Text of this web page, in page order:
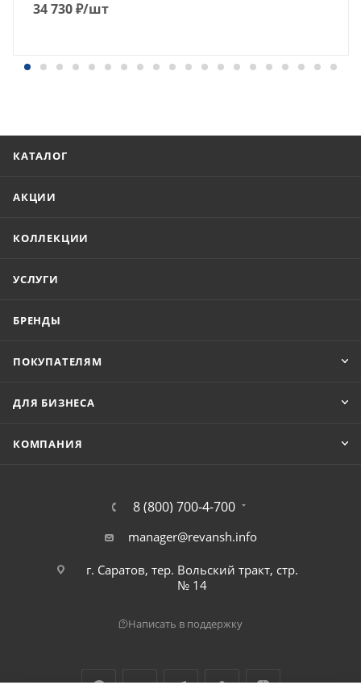
34 730₽/шт
КАТАЛОГ
АКЦИИ
КОЛЛЕКЦИИ
УСЛУГИ
БРЕНДЫ
ПОКУПАТЕЛЯМ
ДЛЯ БИЗНЕСА
КОМПАНИЯ
8 (800) 700-4-700
manager@revansh.info
г. Саратов, тер. Вольский тракт, стр.
№ 14
Написать в поддержку